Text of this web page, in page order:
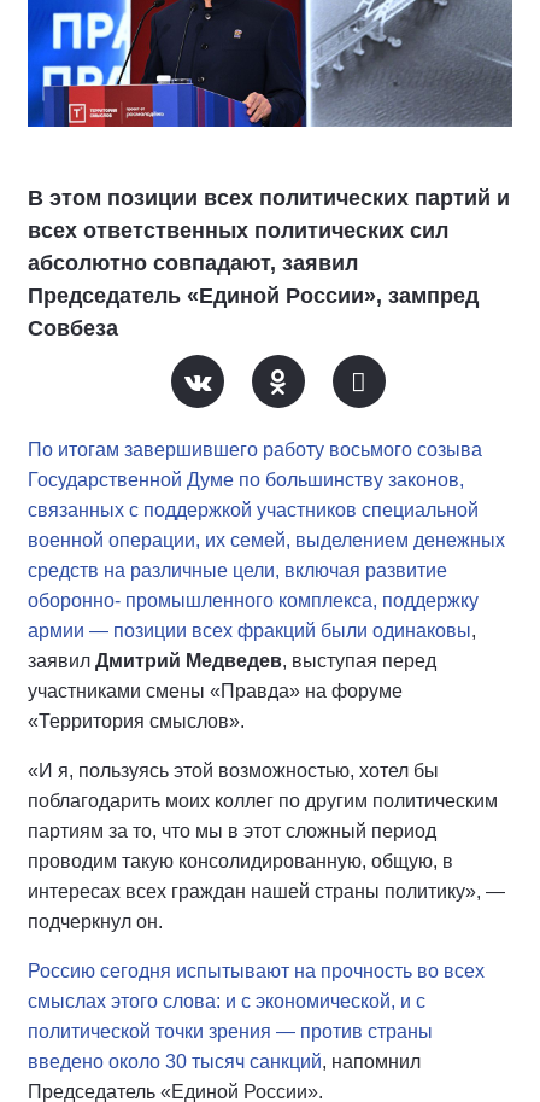
В этом позиции всех политических партий и
всех ответственных политических сил
абсолютно совпадают, заявил
Председатель «Единой России», зампред
Совбеза
По итогам завершившего работу восьмого созыва
Государственной Думе по большинству законов,
связанных с поддержкой участников специальной
военной операции, их семей, выделением денежных
средств на различные цели, включая развитие
оборонно- промышленного комплекса, поддержку
армии — позиции всех фракций были одинаковы,
заявил Дмитрий Медведев, выступая перед
участниками смены «Правда» на форуме
«Территория смыслов».
«И я, пользуясь этой возможностью, хотел бы
поблагодарить моих коллег по другим политическим
партиям за то, что мы в этот сложный период
проводим такую консолидированную, общую, в
интересах всех граждан нашей страны политику», —
подчеркнул он.
Россию сегодня испытывают на прочность во всех
смыслах этого слова: и с экономической, и с
политической точки зрения — против страны
введено около 30 тысяч санкций, напомнил
Председатель «Единой России».